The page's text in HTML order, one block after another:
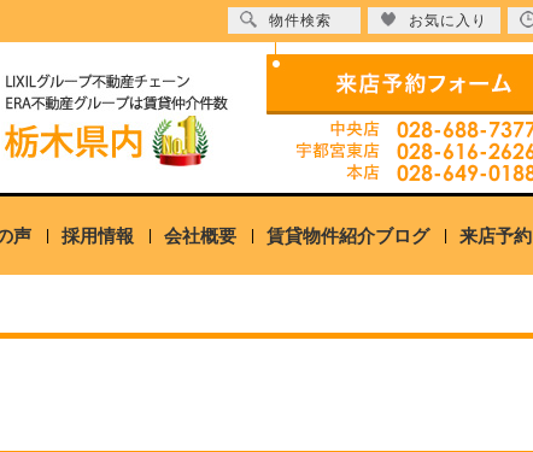
声 採用情報 会社概要 賃貸物件紹介ブログ 来店予約
物件検索 お気に入り